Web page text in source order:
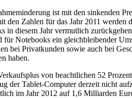
ist mit den sinkenden
den Zahlen für das Jahr 2011 werden
in diesem Jahr vermutlich
für Notebooks ein gleichbleibender
bei Privatkunden sowie auch bei
haben.
von beachtlichen 52
der Tablet-Computer derzeit nicht
im Jahr 2012 auf 1,6 Milliarden